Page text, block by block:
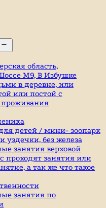
меню
область,
М9, В Избушке
в деревне, или
или постой с
детей / мини- зоопарк
уздечки, без железа
занятия верховой
проходят занятия или
а так же что такое
занятия по